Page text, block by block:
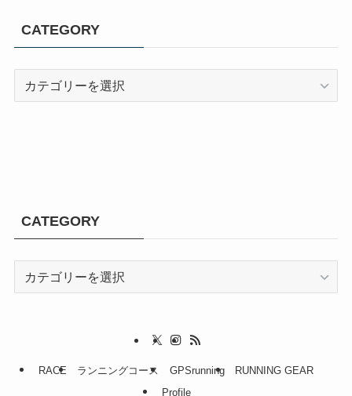
CATEGORY
CATEGORY
CATEGORY
CATEGORY
RACE ランニングコース GPSrunning
RUNNING GEAR
Profile